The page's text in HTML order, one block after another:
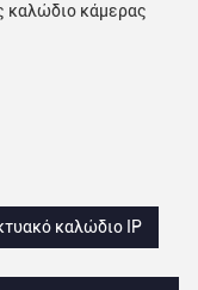
καλώδιο κάμερας
καλώδιο IP